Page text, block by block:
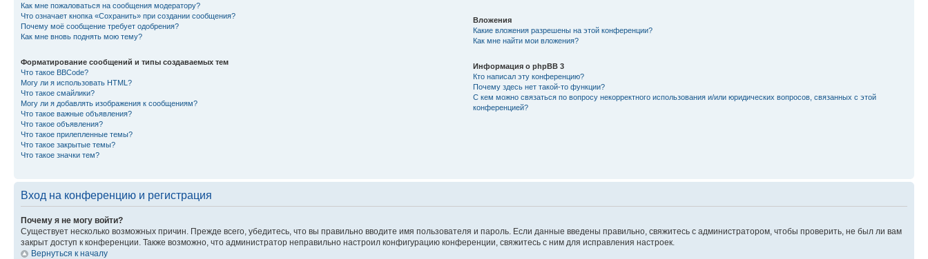
Как мне пожаловаться на сообщения модератору?
Что означает кнопка «Сохранить» при создании сообщения?
Почему моё сообщение требует одобрения?
Как мне вновь поднять мою тему?
Форматирование сообщений и типы создаваемых тем
Что такое BBCode?
Могу ли я использовать HTML?
Что такое смайлики?
Могу ли я добавлять изображения к сообщениям?
Что такое важные объявления?
Что такое объявления?
Что такое прилепленные темы?
Что такое закрытые темы?
Что такое значки тем?
Вложения
Какие вложения разрешены на этой конференции?
Как мне найти мои вложения?
Информация о phpBB 3
Кто написал эту конференцию?
Почему здесь нет такой-то функции?
С кем можно связаться по вопросу некорректного использования и/или юридических вопросов, связанных с этой
конференцией?
Вход на конференцию и регистрация
Почему я не могу войти?
Существует несколько возможных причин. Прежде всего, убедитесь, что вы правильно вводите имя пользователя и пароль. Если данные введены правильно, свяжитесь с администратором, чтобы проверить, не был ли вам
закрыт доступ к конференции. Также возможно, что администратор неправильно настроил конфигурацию конференции, свяжитесь с ним для исправления настроек.
Вернуться к началу